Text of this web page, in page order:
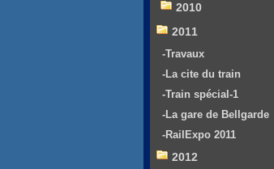
2010
2011
-Travaux
-La cite du train
-Train spécial-1
-La gare de Bellgarde
-RailExpo 2011
2012